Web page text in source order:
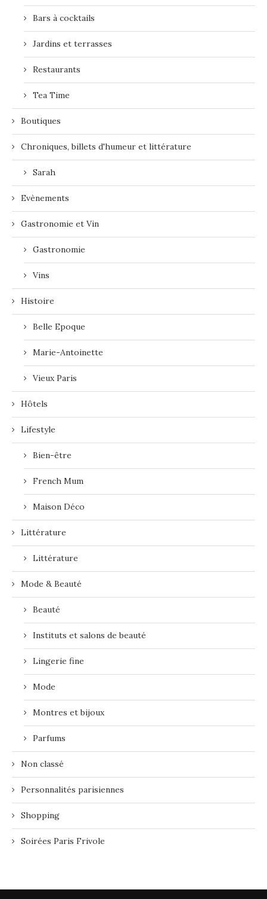
Bars à cocktails
Jardins et terrasses
Restaurants
Tea Time
Boutiques
Chroniques, billets d'humeur et littérature
Sarah
Evènements
Gastronomie et Vin
Gastronomie
Vins
Histoire
Belle Epoque
Marie-Antoinette
Vieux Paris
Hôtels
Lifestyle
Bien-être
French Mum
Maison Déco
Littérature
Littérature
Mode & Beauté
Beauté
Instituts et salons de beauté
Lingerie fine
Mode
Montres et bijoux
Parfums
Non classé
Personnalités parisiennes
Shopping
Soirées Paris Frivole